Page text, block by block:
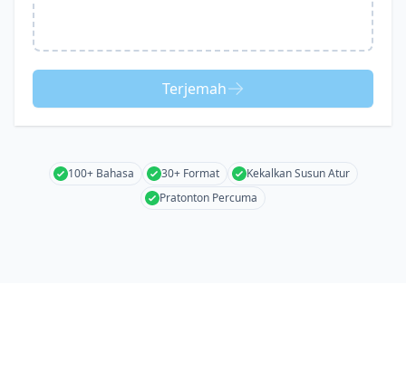
Terjemah
100+ Bahasa 30+ Format
Kekalkan Susun Atur
Pratonton Percuma